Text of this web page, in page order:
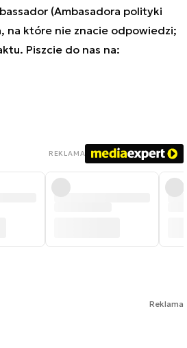
(Ambasadora polityki
na które nie znacie odpowiedzi;
Piszcie do nas na:
REKLAMA
Reklama